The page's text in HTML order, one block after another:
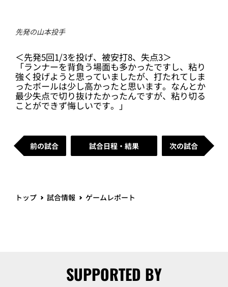
先発の山本投手
＜先発5回1/3を投げ、被安打8、失点3＞
「ランナーを背負う場面も多かったですし、粘り
強く投げようと思っていましたが、打たれてしま
ったボールは少し高かったと思います。なんとか
最少失点で切り抜けたかったんですが、粘り切る
ことができず悔しいです。」
前の試合 試合日程・結果 次の試合
トップ 試合情報 ゲームレポート
SUPPORTED BY